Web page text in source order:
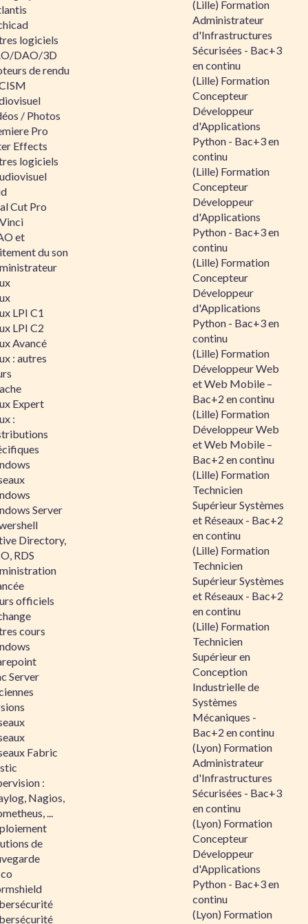
logiciels
DAO/3D
de rendu
/ Photos
Pro
Effects
logiciels
Cut Pro
et
du son
LPI C1
LPI C2
Avancé
: autres
Expert
:
Server
Directory,
RDS
officiels
cours
Server
Fabric
:
Nagios,
...
de
(Lille) Formation
Administrateur
d'Infrastructures
Sécurisées - Bac+3
en continu
(Lille) Formation
Concepteur
Développeur
d'Applications
Python - Bac+3 en
continu
(Lille) Formation
Concepteur
Développeur
d'Applications
Python - Bac+3 en
continu
(Lille) Formation
Concepteur
Développeur
d'Applications
Python - Bac+3 en
continu
(Lille) Formation
Développeur Web
et Web Mobile –
Bac+2 en continu
(Lille) Formation
Développeur Web
et Web Mobile –
Bac+2 en continu
(Lille) Formation
Technicien
Supérieur Systèmes
et Réseaux - Bac+2
en continu
(Lille) Formation
Technicien
Supérieur Systèmes
et Réseaux - Bac+2
en continu
(Lille) Formation
Technicien
Supérieur en
Conception
Industrielle de
Systèmes
Mécaniques -
Bac+2 en continu
(Lyon) Formation
Administrateur
d'Infrastructures
Sécurisées - Bac+3
en continu
(Lyon) Formation
Concepteur
Développeur
d'Applications
Python - Bac+3 en
continu
(Lyon) Formation